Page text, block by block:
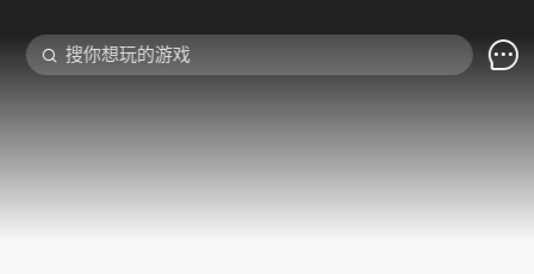
 搜你想玩的游戏